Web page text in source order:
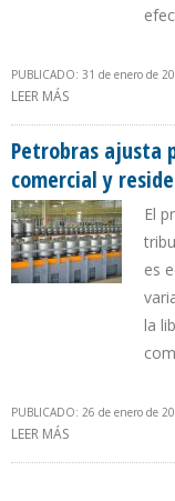
PUBLICADO: 31 de enero de
LEER MÁS
Petrobras ajusta
comercial y
El
es
la
PUBLICADO: 26 de enero de
LEER MÁS